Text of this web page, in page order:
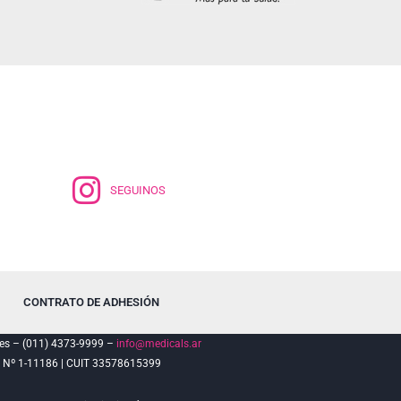
SEGUINOS
CONTRATO DE ADHESIÓN
– (011) 4373-9999 – info@medicals.ar
Nº 1-11186 | CUIT 33578615399